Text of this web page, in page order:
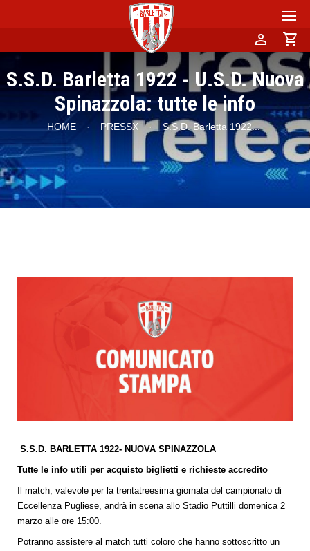
person shopping_cart
S.S.D. Barletta 1922 - U.S.D. Nuova
Spinazzola: tutte le info
HOME · PRESSX · S.S.D. Barletta 1922...
S.S.D. BARLETTA 1922- NUOVA SPINAZZOLA
Tutte le info utili per acquisto biglietti e richieste accredito
Il match, valevole per la trentatreesima giornata del campionato di
Eccellenza Pugliese, andrà in scena allo Stadio Puttilli domenica 2
marzo alle ore 15:00.
Potranno assistere al match tutti coloro che hanno sottoscritto un